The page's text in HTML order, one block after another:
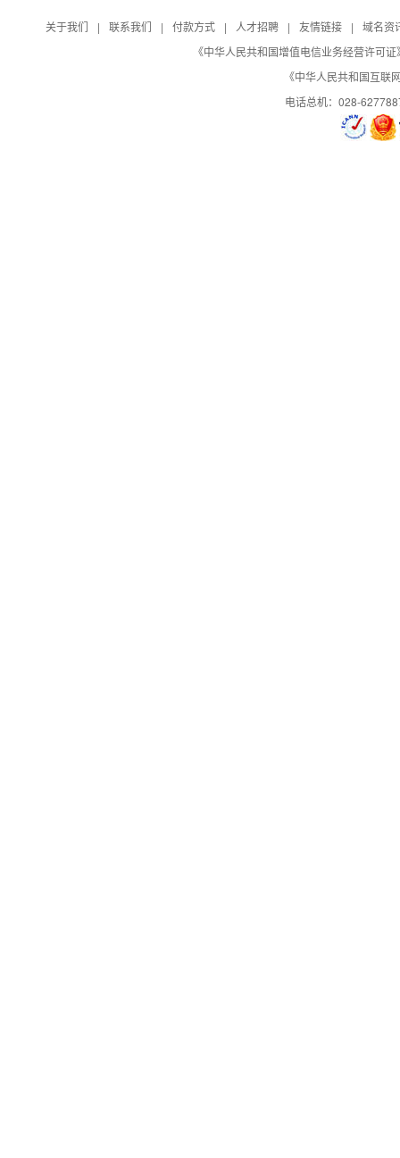
关于我们 | 联系我们 | 付款方式 | 人才招聘 | 友情链接 |
域名资
《中华人民共和国增值电信业务经营许可
《中华人民共和国互
电话总机：028-